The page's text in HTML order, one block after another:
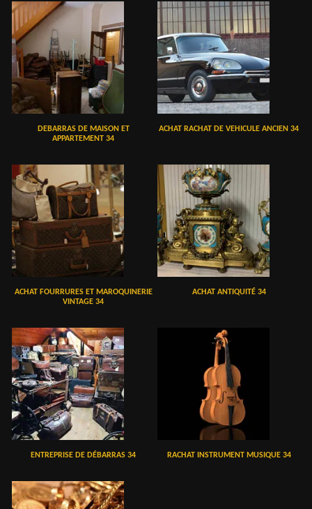
DEBARRAS DE MAISON ET
APPARTEMENT 34
ACHAT RACHAT DE VEHICULE ANCIEN 34
ACHAT FOURRURES ET MAROQUINERIE
VINTAGE 34
ACHAT ANTIQUITÉ 34
ENTREPRISE DE DÉBARRAS 34 RACHAT INSTRUMENT MUSIQUE 34